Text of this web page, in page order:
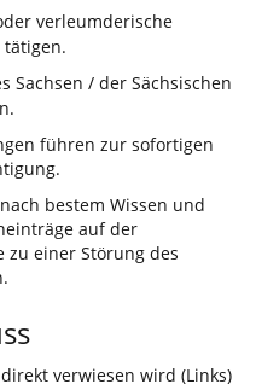
verleumderische
tätigen.
Sachsen / der Sächsischen
führen zur sofortigen
bestem Wissen und
auf der
einer Störung des
verwiesen wird (Links)